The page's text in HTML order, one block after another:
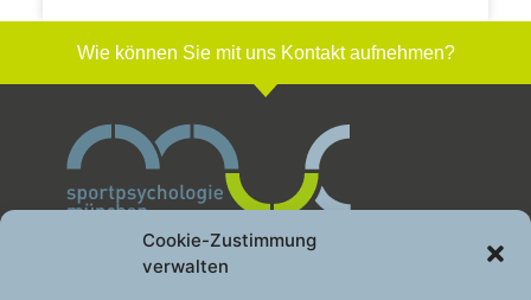
Cookie-Zustimmung
verwalten
Wie können Sie mit uns Kontakt aufnehmen?